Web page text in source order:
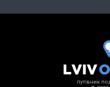
путівник